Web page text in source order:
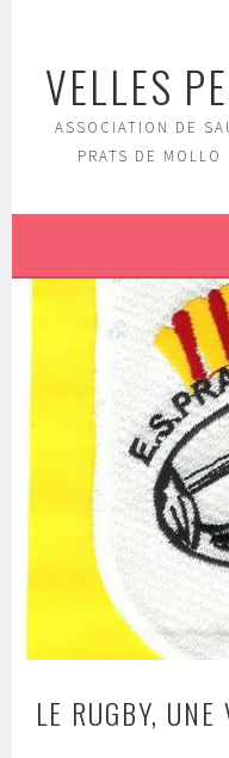
contenu
principal
VELLES
ASSOCIATION DE
PRATS DE
LE RUGBY,